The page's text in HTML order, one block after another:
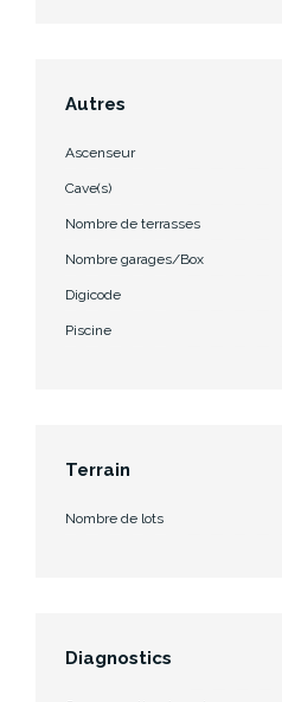
Autres
Ascenseur
Cave(s)
Nombre de terrasses
Nombre garages/Box
Digicode
Piscine
Terrain
Nombre de lots
Diagnostics